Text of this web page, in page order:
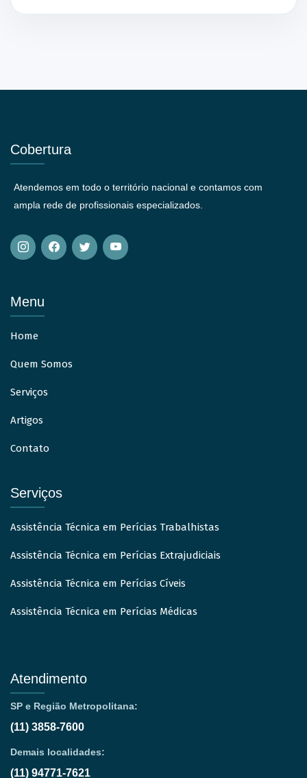
Cobertura
Atendemos em todo o território nacional e contamos com
ampla rede de profissionais especializados.
Menu
Home
Quem Somos
Serviços
Artigos
Contato
Serviços
Assistência Técnica em Perícias Trabalhistas
Assistência Técnica em Perícias Extrajudiciais
Assistência Técnica em Perícias Cíveis
Assistência Técnica em Perícias Médicas
Atendimento
SP e Região Metropolitana:
(11) 3858-7600
Demais localidades:
(11) 94771-7621